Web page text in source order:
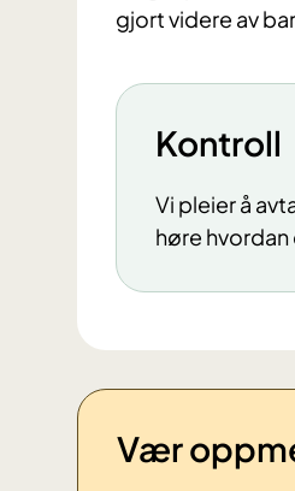
gjort videre av
Kontroll
Vi pleier å
høre hvordan
Vær